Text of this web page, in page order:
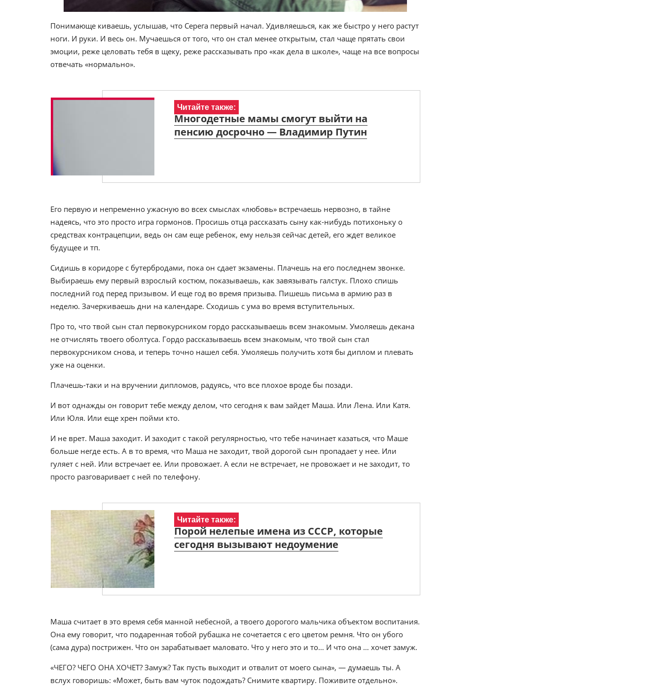
Понимающе киваешь, услышав, что Серега первый начал. Удивляешься, как же быстро у него растут
ноги. И руки. И весь он. Мучаешься от того, что он стал менее открытым, стал чаще прятать свои
эмоции, реже целовать тебя в щеку, реже рассказывать про «как дела в школе», чаще на все вопросы
отвечать «нормально».
Читайте также:
Многодетные мамы смогут выйти на
пенсию досрочно — Владимир Путин
Его первую и непременно ужасную во всех смыслах «любовь» встречаешь нервозно, в тайне
надеясь, что это просто игра гормонов. Просишь отца рассказать сыну как-нибудь потихоньку о
средствах контрацепции, ведь он сам еще ребенок, ему нельзя сейчас детей, его ждет великое
будущее и тп.
Сидишь в коридоре с бутербродами, пока он сдает экзамены. Плачешь на его последнем звонке.
Выбираешь ему первый взрослый костюм, показываешь, как завязывать галстук. Плохо спишь
последний год перед призывом. И еще год во время призыва. Пишешь письма в армию раз в
неделю. Зачеркиваешь дни на календаре. Сходишь с ума во время вступительных.
Про то, что твой сын стал первокурсником гордо рассказываешь всем знакомым. Умоляешь декана
не отчислять твоего оболтуса. Гордо рассказываешь всем знакомым, что твой сын стал
первокурсником снова, и теперь точно нашел себя. Умоляешь получить хотя бы диплом и плевать
уже на оценки.
Плачешь-таки и на вручении дипломов, радуясь, что все плохое вроде бы позади.
И вот однажды он говорит тебе между делом, что сегодня к вам зайдет Маша. Или Лена. Или Катя.
Или Юля. Или еще хрен пойми кто.
И не врет. Маша заходит. И заходит с такой регулярностью, что тебе начинает казаться, что Маше
больше негде есть. А в то время, что Маша не заходит, твой дорогой сын пропадает у нее. Или
гуляет с ней. Или встречает ее. Или провожает. А если не встречает, не провожает и не заходит, то
просто разговаривает с ней по телефону.
Читайте также:
Порой нелепые имена из СССР, которые
сегодня вызывают недоумение
Маша считает в это время себя манной небесной, а твоего дорогого мальчика объектом воспитания.
Она ему говорит, что подаренная тобой рубашка не сочетается с его цветом ремня. Что он убого
(сама дура) пострижен. Что он зарабатывает маловато. Что у него это и то… И что она … хочет замуж.
«ЧЕГО? ЧЕГО ОНА ХОЧЕТ? Замуж? Так пусть выходит и отвалит от моего сына», — думаешь ты. А
вслух говоришь: «Может, быть вам чуток подождать? Снимите квартиру. Поживите отдельно».